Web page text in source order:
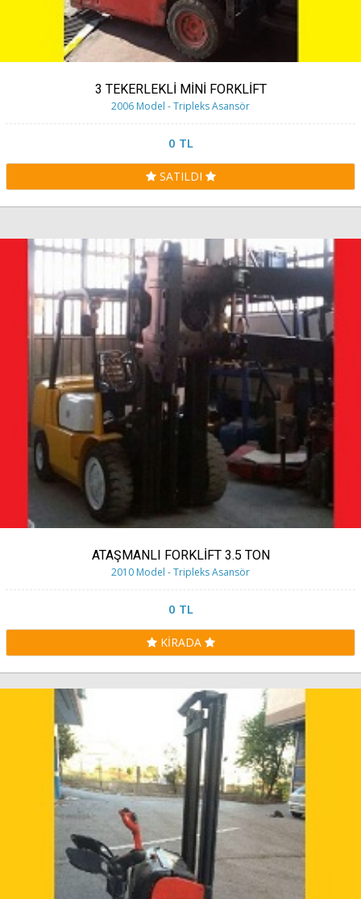
3 TEKERLEKLİ MİNİ FORKLİFT
2006 Model - Tripleks Asansör
0 TL
SATILDI
ATAŞMANLI FORKLİFT 3.5 TON
2010 Model - Tripleks Asansör
0 TL
KİRADA